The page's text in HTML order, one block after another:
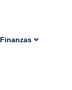
Finanzas